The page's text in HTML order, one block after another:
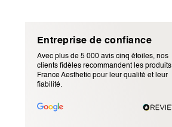
Entreprise de confiance
Avec plus de 5 000 avis cinq étoiles, nos
clients fidèles recommandent les produits
France Aesthetic pour leur qualité et leur
fiabilité.
Adresse e-mail (ne sera pas publiée)